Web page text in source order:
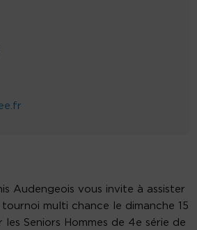
Audengeois vous invite à assister
multi chance le dimanche 15
les Seniors Hommes de 4e série de